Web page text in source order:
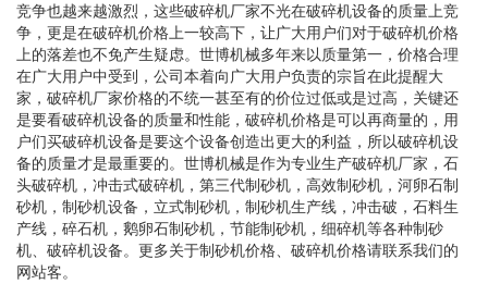
竞争也越来越激烈，这些破碎机厂家不光在破碎机设备的质量上竞
争，更是在破碎机价格上一较高下，让广大用户们对于破碎机价格
上的落差也不免产生疑虑。世博机械多年来以质量第一，价格合理
在广大用户中受到，公司本着向广大用户负责的宗旨在此提醒大
家，破碎机厂家价格的不统一甚至有的价位过低或是过高，关键还
是要看破碎机设备的质量和性能，破碎机价格是可以再商量的，用
户们买破碎机设备是要这个设备创造出更大的利益，所以破碎机设
备的质量才是最重要的。世博机械是作为专业生产破碎机厂家，石
头破碎机，冲击式破碎机，第三代制砂机，高效制砂机，河卵石制
砂机，制砂机设备，立式制砂机，制砂机生产线，冲击破，石料生
产线，碎石机，鹅卵石制砂机，节能制砂机，细碎机等各种制砂
机、破碎机设备。更多关于制砂机价格、破碎机价格请联系我们的
网站客。